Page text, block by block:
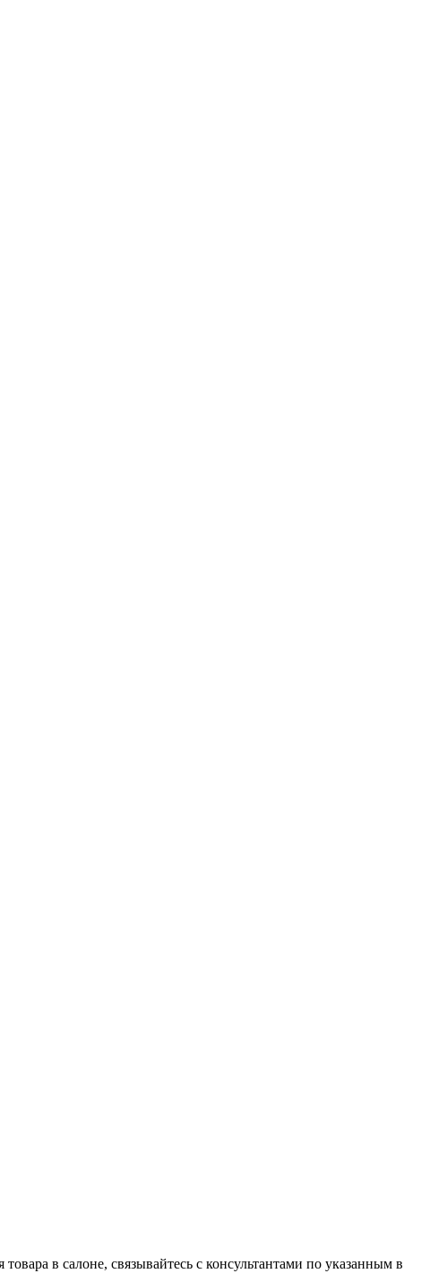
в салоне, связывайтесь с консультантами по указанным в